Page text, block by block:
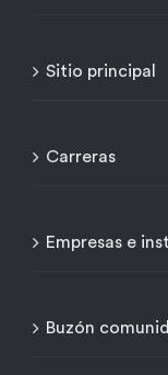
Sitio principal
Carreras
Empresas e
Buzón